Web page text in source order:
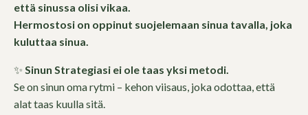
että sinussa olisi vikaa.
Hermostosi on oppinut suojelemaan sinua tavalla, joka
kuluttaa sinua.
✨ Sinun Strategiasi ei ole taas yksi metodi.
Se on sinun oma rytmi – kehon viisaus, joka odottaa, että
alat taas kuulla sitä.